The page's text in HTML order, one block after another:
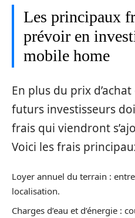
Les principaux
prévoir en
mobile home
En plus du prix d’achat
futurs investisseurs
frais qui viendront
Voici les frais
Loyer annuel du terrain :
localisation.
Charges d’eau et d’énergie :